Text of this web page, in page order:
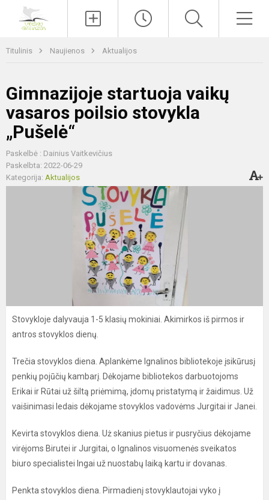
Titulinis Naujienos Aktualijos
Gimnazijoje startuoja vaikų
vasaros poilsio stovykla
„Pušelė“
Paskelbė : Dainius Vaitkevičius
Paskelbta: 2022-06-29
Kategorija: Aktualijos
Stovykloje dalyvauja 1-5 klasių mokiniai. Akimirkos iš pirmos ir
antros stovyklos dienų.
Trečia stovyklos diena. Aplankėme Ignalinos bibliotekoje įsikūrusį
penkių pojūčių kambarį. Dėkojame bibliotekos darbuotojoms
Erikai ir Rūtai už šiltą priėmimą, įdomų pristatymą ir žaidimus. Už
vaišinimasi ledais dėkojame stovyklos vadovėms Jurgitai ir Janei.
Kevirta stovyklos diena. Uż skanius pietus ir pusryčius dėkojame
virėjoms Birutei ir Jurgitai, o Ignalinos visuomenės sveikatos
biuro specialistei Ingai už nuostabų laiką kartu ir dovanas.
Penkta stovyklos diena. Pirmadienį stovyklautojai vyko į